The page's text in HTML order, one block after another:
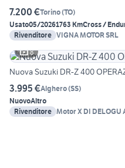
7.200 €Torino(TO)
Usato05/20261763 KmCross /
Rivenditore VIGNA MOTOR SRL
8
Nuova Suzuki DR-Z 400
3.995 €Alghero(SS)
NuovoAltro
Rivenditore Motor X DI DELOGU